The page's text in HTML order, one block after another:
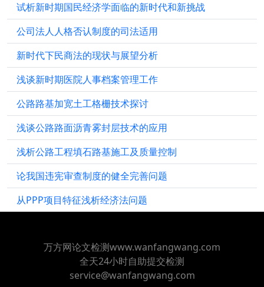
试析新时期国民经济学面临的新时代和新挑战
公司法人人格否认制度的司法适用
新时代下民商法的现状与展望分析
浅谈新时期医院人事档案管理工作
公路路基加宽土工格栅技术探讨
浅谈公路路面沥青雾封层技术的应用
浅析公路工程填石路基施工及质量控制
论我国违宪审查制度的健全完善问题
从PPP项目特征浅析经济法问题
万方网论文检测www.wanfangwang.com
全天24小时自助提交检测
service@wanfangwang.com